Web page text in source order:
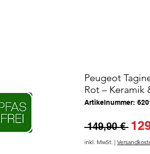
Peugeot
Rot – Keramik
Artikelnummer:
149,90 €
inkl. MwSt. |